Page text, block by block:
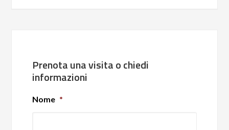
Prenota una visita o chiedi
informazioni
Nome *